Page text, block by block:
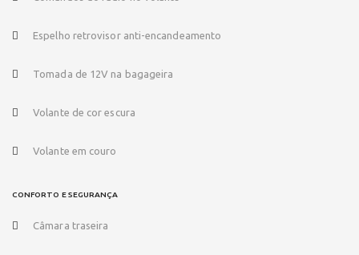
Espelho retrovisor anti-encandeamento
Tomada de 12V na bagageira
Volante de cor escura
Volante em couro
CONFORTO E SEGURANÇA
Câmara traseira